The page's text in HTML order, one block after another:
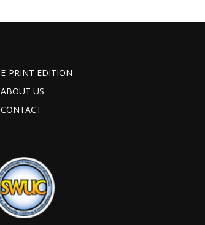
E-PRINT EDITION
ABOUT US
CONTACT